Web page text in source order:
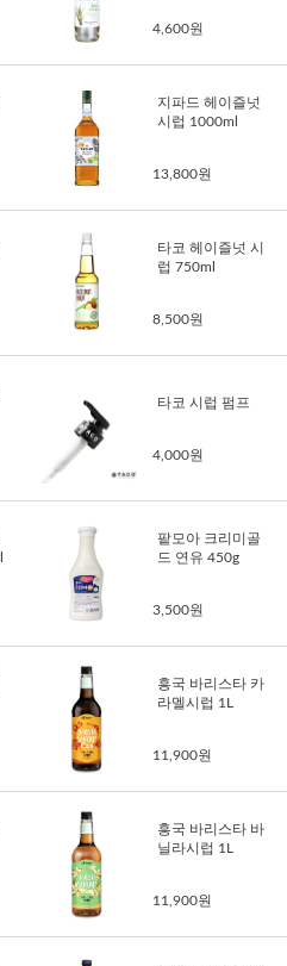
4,600원
지파드 헤이즐넛
시럽 1000ml
13,800원
타코 헤이즐넛 시
럽 750ml
8,500원
타코 시럽 펌프
4,000원
팥모아 크리미골
드 연유 450g
3,500원
흥국 바리스타 카
라멜시럽 1L
11,900원
흥국 바리스타 바
닐라시럽 1L
11,900원